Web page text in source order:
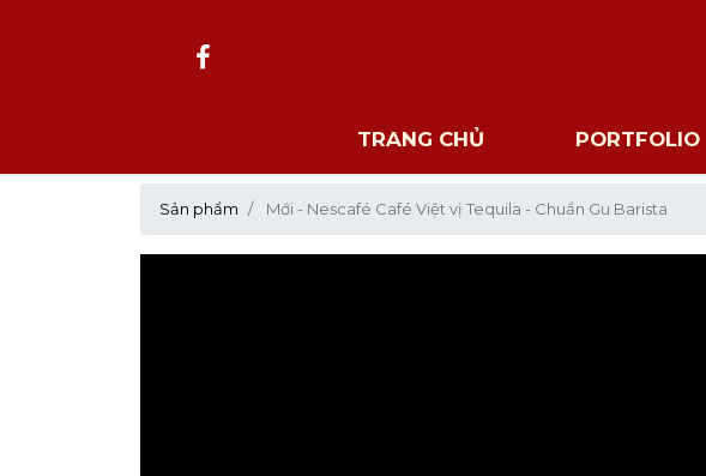
TRANG CHỦ PORTFOLIO
Sản phẩm Mới - Nescafé Café Việt vị Tequila - Chuẩn Gu Barista